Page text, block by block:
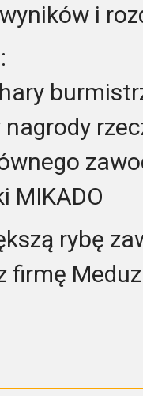
i
MIKADO
rybę
firmę